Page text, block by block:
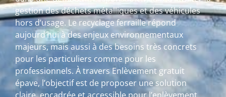
gestion des déchets métalliques et des véhicules
hors d’usage. Le recyclage ferraille répond
aujourd’hui à des enjeux environnementaux
majeurs, mais aussi à des besoins très concrets
pour les particuliers comme pour les
professionnels. À travers Enlèvement gratuit
épave, l’objectif est de proposer une solution